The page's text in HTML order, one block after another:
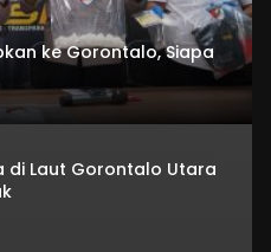
ke Gorontalo, Siapa
di Laut Gorontalo Utara